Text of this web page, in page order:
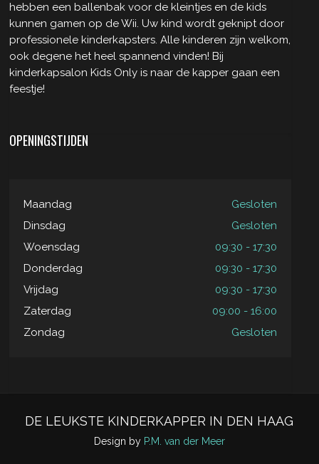
hebben een ballenbak voor de kleintjes en de kids
kunnen gamen op de Wii. Uw kind wordt geknipt door
professionele kinderkapsters. Alle kinderen zijn welkom,
ook degene het heel spannend vinden! Bij
kinderkapsalon Kids Only is naar de kapper gaan een
feestje!
OPENINGSTIJDEN
Maandag
Gesloten
Dinsdag
Gesloten
Woensdag
09:30 - 17:30
Donderdag
09:30 - 17:30
Vrijdag
09:30 - 17:30
Zaterdag
09:00 - 16:00
Zondag
Gesloten
DE LEUKSTE KINDERKAPPER IN DEN HAAG
Design by P.M. van der Meer